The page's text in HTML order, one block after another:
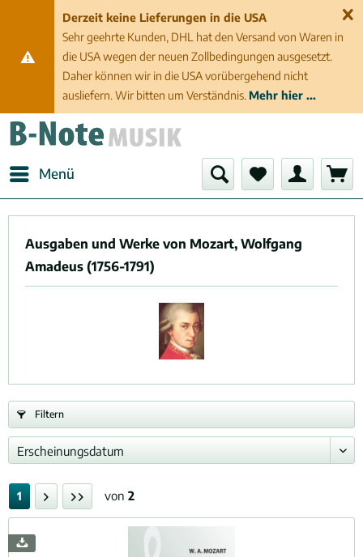
Derzeit keine Lieferungen in die USA
Sehr geehrte Kunden, DHL hat den Versand von Waren in
die USA wegen der neuen Zollbedingungen ausgesetzt.
Daher können wir in die USA vorübergehend nicht
ausliefern. Wir bitten um Verständnis. Mehr hier ...
Menü
Ausgaben und Werke von Mozart, Wolfgang
Amadeus (1756-1791)
Filtern
1 von 2